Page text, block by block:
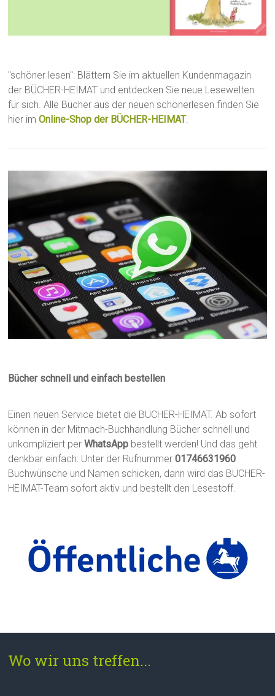
"schöner lesen": Blättern Sie im aktuellen Kundenmagazin
der BÜCHER-HEIMAT und entdecken Sie neue Lesewelten
für sich. Alle Bücher aus der neuen schönerlesen finden Sie
hier imOnline-Shop der BÜCHER-HEIMAT.
Bücher schnell und einfach bestellen
Einen neuen Service bietet die BÜCHER-HEIMAT. Ab sofort
können in der Mitmach-Buchhandlung Bücher schnell und
unkompliziert perWhatsApp bestellt werden! Und das geht
denkbar einfach: Unter der Rufnummer01746631960
Buchwünsche und Namen schicken, dann wird das BÜCHER-
HEIMAT-Team sofort aktiv und bestellt den Lesestoff.
Wo wir uns treffen...